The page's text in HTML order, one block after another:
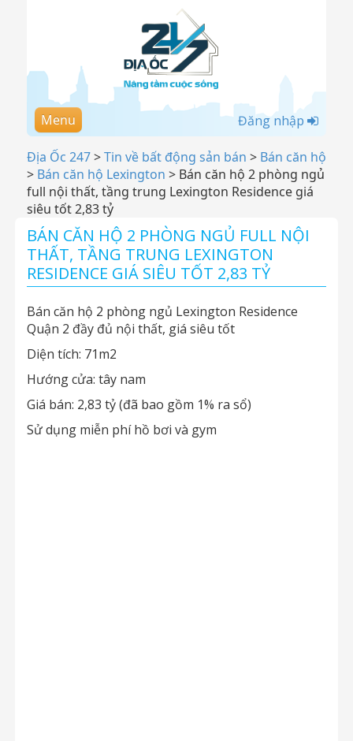
Menu Đăng nhập
Địa Ốc 247>Tin về bất động sản bán > Bán căn hộ
> Bán căn hộ Lexington > Bán căn hộ 2 phòng ngủ
full nội thất, tầng trung Lexington Residence giá
siêu tốt 2,83 tỷ
BÁN CĂN HỘ 2 PHÒNG NGỦ FULL NỘI
THẤT, TẦNG TRUNG LEXINGTON
RESIDENCE GIÁ SIÊU TỐT 2,83 TỶ
Bán căn hộ 2 phòng ngủ Lexington Residence
Quận 2 đầy đủ nội thất, giá siêu tốt
Diện tích: 71m2
Hướng cửa: tây nam
Giá bán: 2,83 tỷ (đã bao gồm 1% ra sổ)
Sử dụng miễn phí hồ bơi và gym